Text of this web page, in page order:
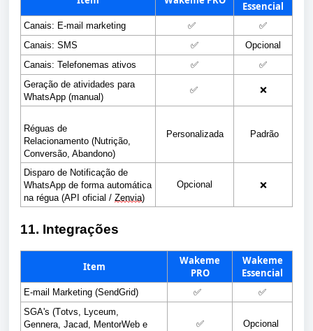
Essencial
Canais: E-mail marketing ✅
✅
Canais: SMS
✅
Opcional
Canais: Telefonemas ativos
✅
✅
Geração de atividades para
WhatsApp (manual)
✅ ❌
Réguas de
Relacionamento (Nutrição,
Conversão, Abandono)
Personalizada Padrão
Disparo de Notificação de
WhatsApp de forma automática
na régua (API oficial / Zenvia)
Opcional ❌
11. Integrações
Item
Wakeme
PRO
Wakeme
Essencial
E-mail Marketing (SendGrid) ✅
✅
SGA's (Totvs, Lyceum,
Gennera, Jacad, MentorWeb e
✅ Opcional